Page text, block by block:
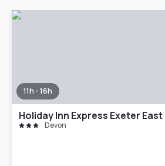
11h - 16h
Holiday Inn Express Exeter East
Devon